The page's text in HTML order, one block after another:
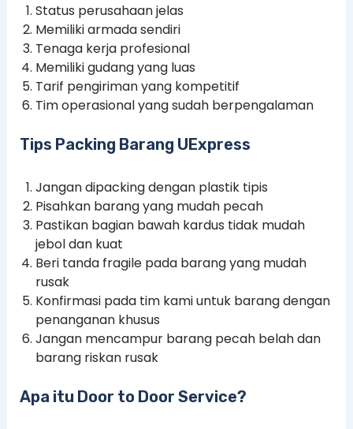
Status perusahaan jelas
Memiliki armada sendiri
Tenaga kerja profesional
Memiliki gudang yang luas
Tarif pengiriman yang kompetitif
Tim operasional yang sudah berpengalaman
Tips Packing Barang UExpress
Jangan dipacking dengan plastik tipis
Pisahkan barang yang mudah pecah
Pastikan bagian bawah kardus tidak mudah
jebol dan kuat
Beri tanda fragile pada barang yang mudah
rusak
Konfirmasi pada tim kami untuk barang dengan
penanganan khusus
Jangan mencampur barang pecah belah dan
barang riskan rusak
Apa itu Door to Door Service?